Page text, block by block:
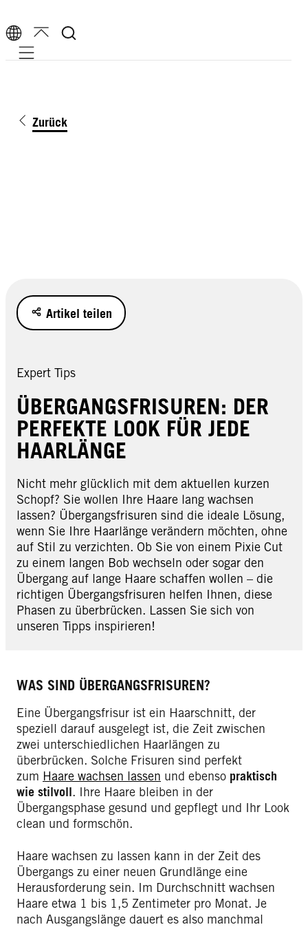
Mobile navigation
Zurück
Artikel teilen
Expert Tips
ÜBERGANGSFRISUREN: DER
PERFEKTE LOOK FÜR JEDE
HAARLÄNGE
Nicht mehr glücklich mit dem aktuellen kurzen
Schopf? Sie wollen Ihre Haare lang wachsen
lassen? Übergangsfrisuren sind die ideale Lösung,
wenn Sie Ihre Haarlänge verändern möchten, ohne
auf Stil zu verzichten. Ob Sie von einem Pixie Cut
zu einem langen Bob wechseln oder sogar den
Übergang auf lange Haare schaffen wollen – die
richtigen Übergangsfrisuren helfen Ihnen, diese
Phasen zu überbrücken. Lassen Sie sich von
unseren Tipps inspirieren!
WAS SIND ÜBERGANGSFRISUREN?
Eine Übergangsfrisur ist ein Haarschnitt, der
speziell darauf ausgelegt ist, die Zeit zwischen
zwei unterschiedlichen Haarlängen zu
überbrücken. Solche Frisuren sind perfekt
zum Haare wachsen lassen und ebenso praktisch
wie stilvoll. Ihre Haare bleiben in der
Übergangsphase gesund und gepflegt und Ihr Look
clean und formschön.
Haare wachsen zu lassen kann in der Zeit des
Übergangs zu einer neuen Grundlänge eine
Herausforderung sein. Im Durchschnitt wachsen
Haare etwa 1 bis 1,5 Zentimeter pro Monat. Je
nach Ausgangslänge dauert es also manchmal